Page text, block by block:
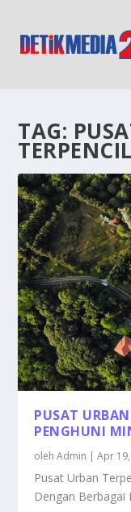
TAG:
TERPENCIL
PUSAT
PENGHUNI
olehAdmin |Apr
Pusat Urban
Dengan Berbagai